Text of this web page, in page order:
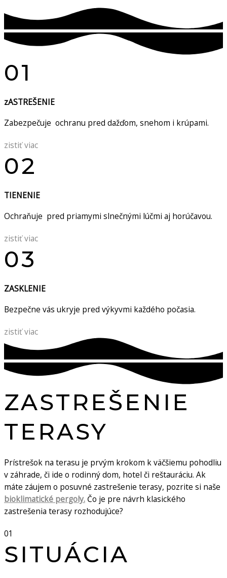
01
zASTREŠENIE
Zabezpečuje ochranu pred dažďom, snehom i krúpami.
zistiť viac
02
TIENENIE
Ochraňuje pred priamymi slnečnými lúčmi aj horúčavou.
zistiť viac
03
ZASKLENIE
Bezpečne vás ukryje pred výkyvmi každého počasia.
zistiť viac
ZASTREŠENIE
TERASY
Prístrešok na terasu je prvým krokom k väčšiemu pohodliu
v záhrade, či ide o rodinný dom, hotel či reštauráciu. Ak
máte záujem o posuvné zastrešenie terasy, pozrite si naše
bioklimatické pergoly. Čo je pre návrh klasického
zastrešenia terasy rozhodujúce?
01
SITUÁCIA